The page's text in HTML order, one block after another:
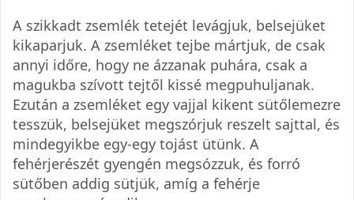
A szikkadt zsemlék tetejét levágjuk, belsejüket
kikaparjuk. A zsemléket tejbe mártjuk, de csak
annyi időre, hogy ne ázzanak puhára, csak a
magukba szívott tejtől kissé megpuhuljanak.
Ezután a zsemléket egy vajjal kikent sütőlemezre
tesszük, belsejüket megszórjuk reszelt sajttal, és
mindegyikbe egy-egy tojást ütünk. A
fehérjerészét gyengén megsózzuk, és forró
sütőben addig sütjük, amíg a fehérje